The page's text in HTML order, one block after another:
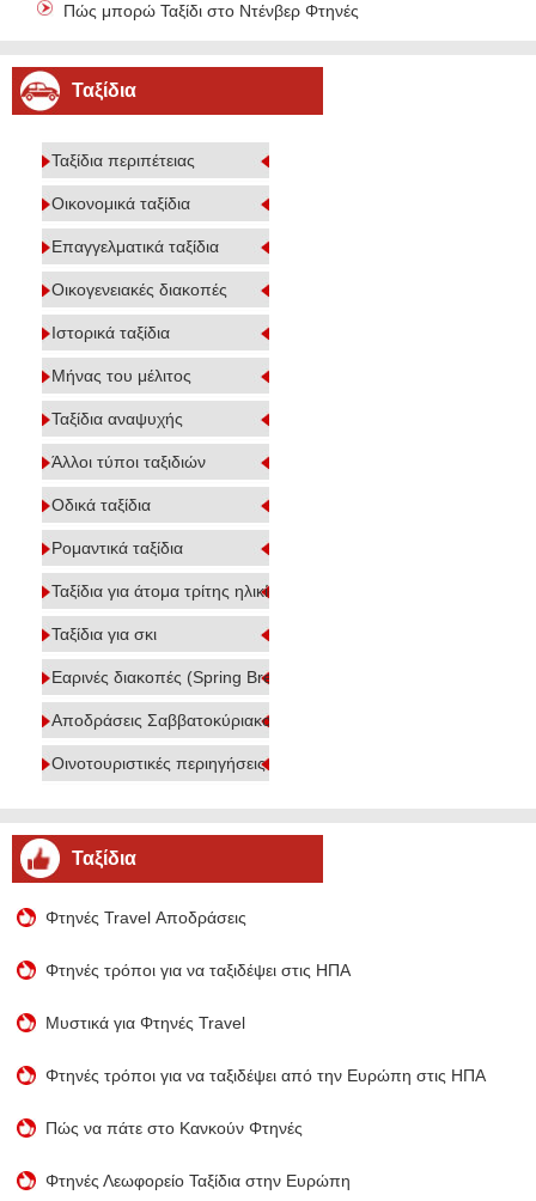
Πώς μπορώ Ταξίδι στο Ντένβερ Φτηνές
Ταξίδια
Ταξίδια περιπέτειας
Οικονομικά ταξίδια
Επαγγελματικά ταξίδια
Οικογενειακές διακοπές
Ιστορικά ταξίδια
Μήνας του μέλιτος
Ταξίδια αναψυχής
Άλλοι τύποι ταξιδιών
Οδικά ταξίδια
Ρομαντικά ταξίδια
Ταξίδια για άτομα τρίτης ηλικίας
Ταξίδια για σκι
Εαρινές διακοπές (Spring Break)
Αποδράσεις Σαββατοκύριακου
Οινοτουριστικές περιηγήσεις
Ταξίδια
Φτηνές Travel Αποδράσεις
Φτηνές τρόποι για να ταξιδέψει στις ΗΠΑ
Μυστικά για Φτηνές Travel
Φτηνές τρόποι για να ταξιδέψει από την Ευρώπη στις ΗΠΑ
Πώς να πάτε στο Κανκούν Φτηνές
Φτηνές Λεωφορείο Ταξίδια στην Ευρώπη